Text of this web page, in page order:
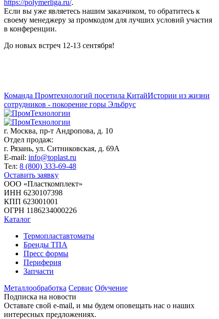
https://polymerliga.ru/.
Если вы уже являетесь нашим заказчиком, то обратитесь к
своему менеджеру за промкодом для лучших условий участия
в конференции.
До новых встреч 12-13 сентября!
Команда Промтехнологий посетила КитайИстории из жизни
сотрудников - покорение горы Эльбрус
г. Москва, пр-т Андропова, д. 10
Отдел продаж:
г. Рязань, ул. Ситниковская, д. 69А
E-mail: info@toplast.ru
Тел: 8 (800) 333-69-48
Оставить заявку
ООО «Пласткомплект»
ИНН 6230107398
КПП 623001001
ОГРН 1186234000226
Каталог
Термопластавтоматы
Бренды ТПА
Пресс формы
Периферия
Запчасти
Металлообработка Сервис Обучение
Подписка на новости
Оставьте свой e-mail, и мы будем оповещать нас о наших
интересных предложениях.